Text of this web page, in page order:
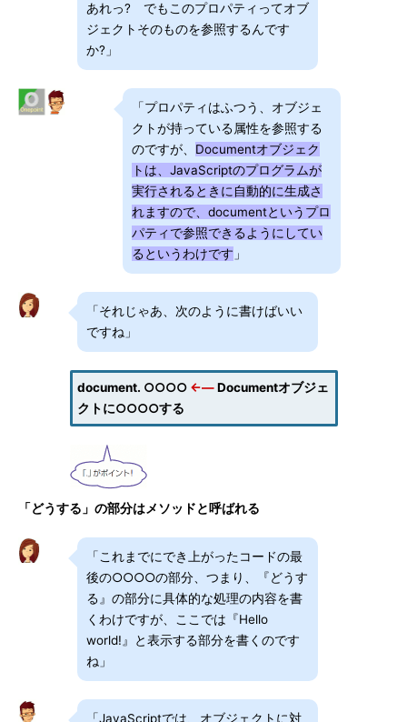
あれっ? でもこのプロパティってオブ
ジェクトそのものを参照するんです
か?」
「プロパティはふつう、オブジェ
クトが持っている属性を参照する
のですが、 Documentオブジェク
トは、JavaScriptのプログラムが
実行されるときに自動的に生成さ
れますので、documentというプロ
パティで参照できるようにしてい
るというわけです 」
「それじゃあ、次のように書けばいい
ですね」
document. ○○○○ ←―Documentオブジェ
クトに○○○○する
「どうする」の部分はメソッドと呼ばれる
「これまでにでき上がったコードの最
後の○○○○の部分、つまり、『どうす
る』の部分に具体的な処理の内容を書
くわけですが、ここでは『Hello
world!』と表示する部分を書くのです
ね」
「JavaScriptでは、オブジェクトに対